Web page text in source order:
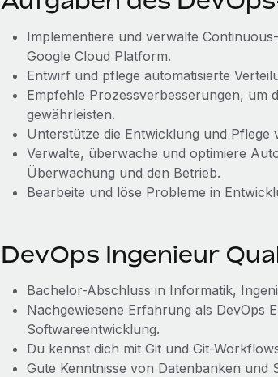
Implementiere und verwalte
Google Cloud Platform.
Entwirf und pflege automatisierte
Empfehle Prozessverbesserungen, um
gewährleisten.
Unterstütze die Entwicklung und
Verwalte, überwache und optimiere
Überwachung und den Betrieb.
Bearbeite und löse Probleme in
DevOps Ingenieur
Bachelor-Abschluss in Informatik,
Nachgewiesene Erfahrung als DevOps
Softwareentwicklung.
Du kennst dich mit Git und Git-
Gute Kenntnisse von Datenbanken und